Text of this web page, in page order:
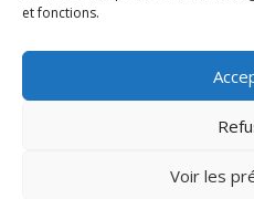
et fonctions.
Voir les
© 2026 M